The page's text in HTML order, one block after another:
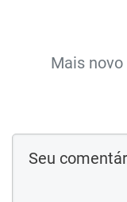
Mais novo